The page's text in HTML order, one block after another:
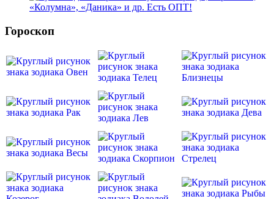
«Колумна», «Даника» и др. Есть ОПТ!
Гороскоп